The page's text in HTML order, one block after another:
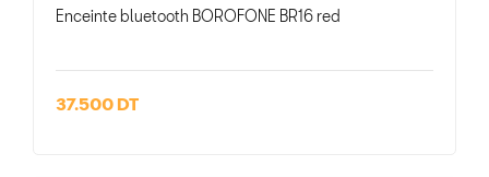
Enceinte bluetooth BOROFONE BR16 red
37.500 DT